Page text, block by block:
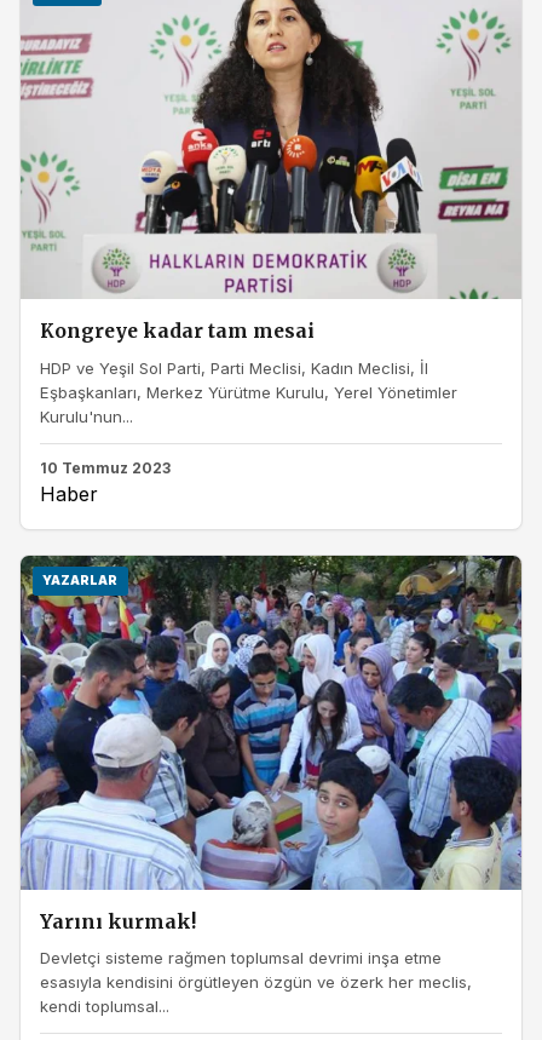
Kongreye kadar tam mesai
HDP ve Yeşil Sol Parti, Parti Meclisi, Kadın Meclisi, İl
Eşbaşkanları, Merkez Yürütme Kurulu, Yerel Yönetimler
Kurulu'nun...
10 Temmuz 2023
Haber
YAZARLAR
Yarını kurmak!
Devletçi sisteme rağmen toplumsal devrimi inşa etme
esasıyla kendisini örgütleyen özgün ve özerk her meclis,
kendi toplumsal...